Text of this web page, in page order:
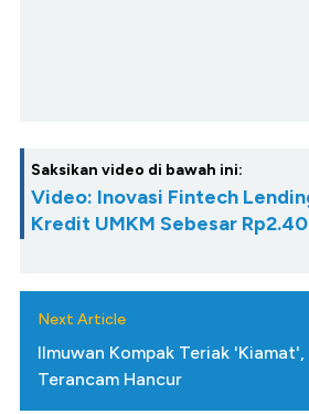
Saksikan video di bawah ini:
Video: Inovasi Fintech
Kredit UMKM Sebesar
Next Article
Ilmuwan Kompak Teriak 'Kiamat',
Terancam Hancur